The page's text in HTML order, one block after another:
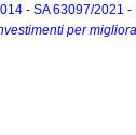
- SA 63097/2021
per